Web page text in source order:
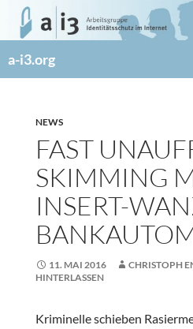
Zum
Inhalt
a-i3.org
NEWS
FAST
SKIMMING
INSERT-
11. MAI 2016 CHRISTOPH
HINTERLASSEN
Kriminelle schieben